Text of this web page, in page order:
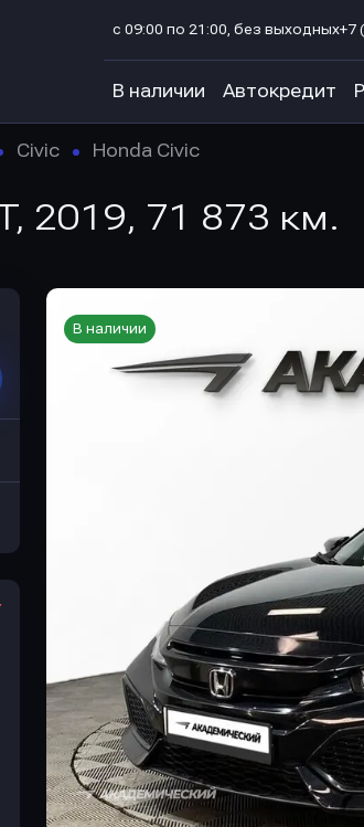
с 09:00 по 21:00, без выходных+7
В наличии Автокредит
Civic Honda Civic
2019, 71 873 км.
В наличии